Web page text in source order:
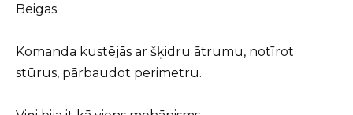
Beigas.
Komanda kustējās ar šķidru ātrumu, notīrot
stūrus, pārbaudot perimetru.